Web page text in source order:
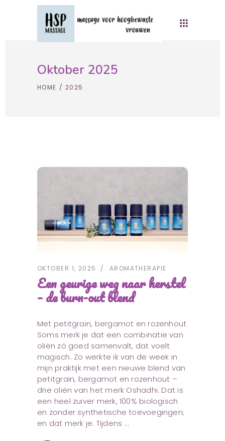
Oktober 2025
HOME / 2025
OKTOBER 1, 2025 AROMATHERAPIE
Een geurige weg naar herstel
– de burn-out blend
Met petitgrain, bergamot en rozenhout
Soms merk je dat een combinatie van
oliën zó goed samenvalt, dat voelt
magisch. Zo werkte ik van de week in
mijn praktijk met een nieuwe blend van
petitgrain, bergamot en rozenhout –
drie oliën van het merk Oshadhi. Dat is
een heel zuiver merk, 100% biologisch
en zonder synthetische toevoegingen;
en dat merk je. Tijdens